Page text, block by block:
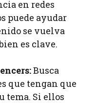
en redes
puede ayudar
se vuelva
es clave.
Busca
que tengan que
tema. Si ellos